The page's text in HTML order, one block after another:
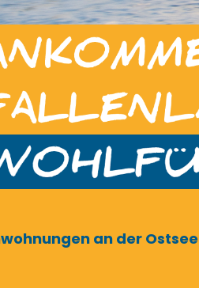
an der Ostsee